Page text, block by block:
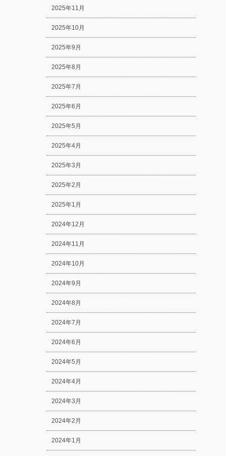
2025年11月
2025年10月
2025年9月
2025年8月
2025年7月
2025年6月
2025年5月
2025年4月
2025年3月
2025年2月
2025年1月
2024年12月
2024年11月
2024年10月
2024年9月
2024年8月
2024年7月
2024年6月
2024年5月
2024年4月
2024年3月
2024年2月
2024年1月